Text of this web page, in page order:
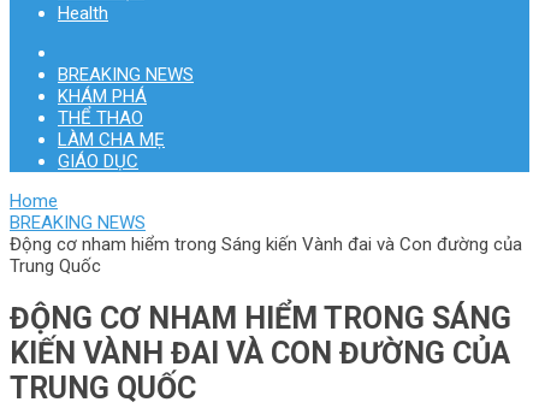
Health
BREAKING NEWS
KHÁM PHÁ
THỂ THAO
LÀM CHA MẸ
GIÁO DỤC
Home
BREAKING NEWS
Động cơ nham hiểm trong Sáng kiến ​​Vành đai và Con đường của
Trung Quốc
ĐỘNG CƠ NHAM HIỂM TRONG SÁNG
KIẾN ​​VÀNH ĐAI VÀ CON ĐƯỜNG CỦA
TRUNG QUỐC